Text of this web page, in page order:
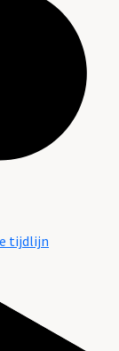
tijdlijn